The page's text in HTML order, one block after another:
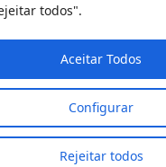
todos".
Configurar
Rejeitar todos
Aceitar Todos
@ 2025 Todos Direitos